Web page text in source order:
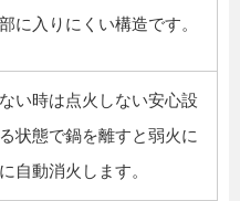
に入りにくい構造です。
い時は点火しない安心設
状態で鍋を離すと弱火に
自動消火します。